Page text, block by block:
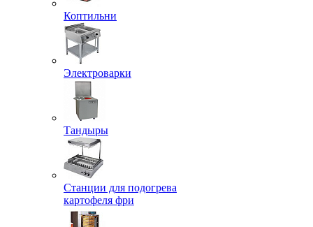
Коптильни
Электроварки
Тандыры
Станции для подогрева
картофеля фри